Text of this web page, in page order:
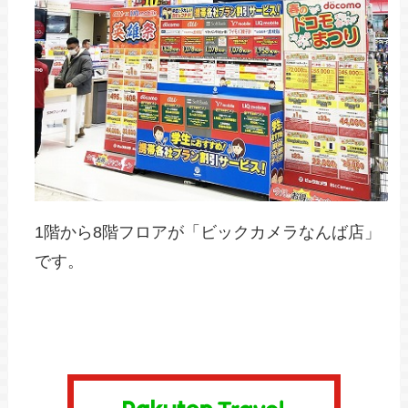
1階から8階フロアが「ビックカメラなんば店」
です。